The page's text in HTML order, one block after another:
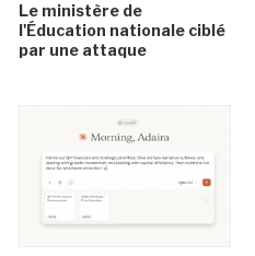
Le ministère de
l'Éducation nationale ciblé
par une attaque